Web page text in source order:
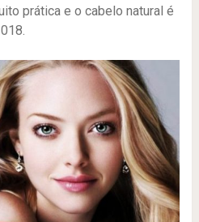
prática e o cabelo natural é